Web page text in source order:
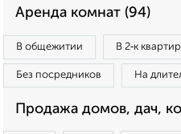
Аренда комнат (94)
В общежитии В 2‑к
Без посредников На
Продажа домов, дач,